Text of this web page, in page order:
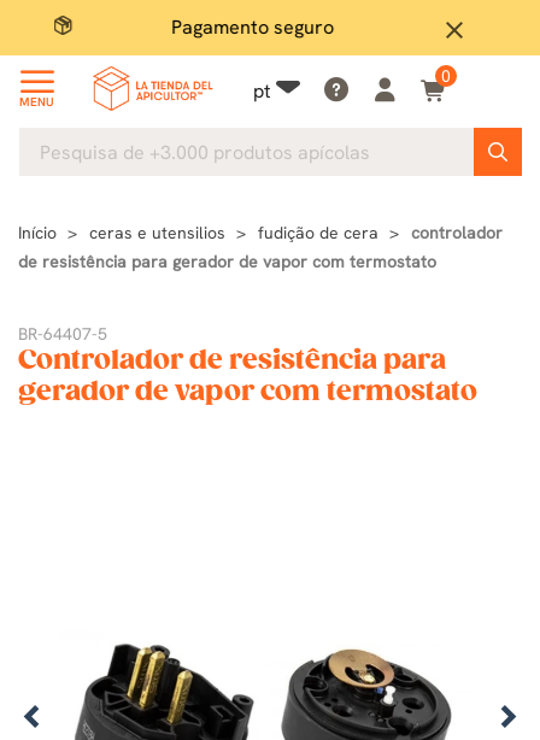
close
Pagamento seguro
MENU pt
0
Início ceras e utensilios fudição de cera
controlador
de resistência para gerador de vapor com termostato
BR-64407-5
Controlador de resistência para
gerador de vapor com termostato